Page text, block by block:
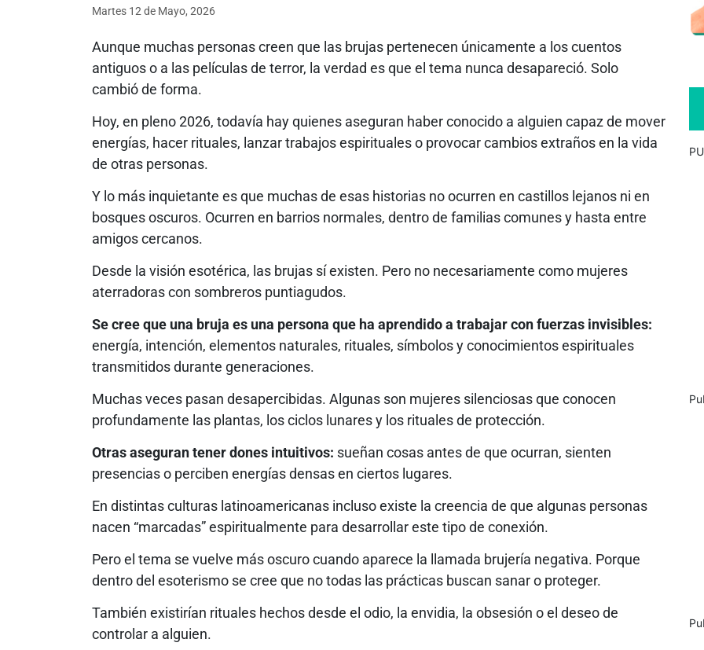
Martes 12 de Mayo, 2026
Aunque muchas personas creen que las brujas pertenecen únicamente a los cuentos
antiguos o a las películas de terror, la verdad es que el tema nunca desapareció. Solo
cambió de forma.
Hoy, en pleno 2026, todavía hay quienes aseguran haber conocido a alguien capaz de mover
energías, hacer rituales, lanzar trabajos espirituales o provocar cambios extraños en la vida
de otras personas.
Y lo más inquietante es que muchas de esas historias no ocurren en castillos lejanos ni en
bosques oscuros. Ocurren en barrios normales, dentro de familias comunes y hasta entre
amigos cercanos.
Desde la visión esotérica, las brujas sí existen. Pero no necesariamente como mujeres
aterradoras con sombreros puntiagudos.
Se cree que una bruja es una persona que ha aprendido a trabajar con fuerzas invisibles:
energía, intención, elementos naturales, rituales, símbolos y conocimientos espirituales
transmitidos durante generaciones.
Muchas veces pasan desapercibidas. Algunas son mujeres silenciosas que conocen
profundamente las plantas, los ciclos lunares y los rituales de protección.
Otras aseguran tener dones intuitivos: sueñan cosas antes de que ocurran, sienten
presencias o perciben energías densas en ciertos lugares.
En distintas culturas latinoamericanas incluso existe la creencia de que algunas personas
nacen “marcadas” espiritualmente para desarrollar este tipo de conexión.
Pero el tema se vuelve más oscuro cuando aparece la llamada brujería negativa. Porque
dentro del esoterismo se cree que no todas las prácticas buscan sanar o proteger.
También existirían rituales hechos desde el odio, la envidia, la obsesión o el deseo de
controlar a alguien.